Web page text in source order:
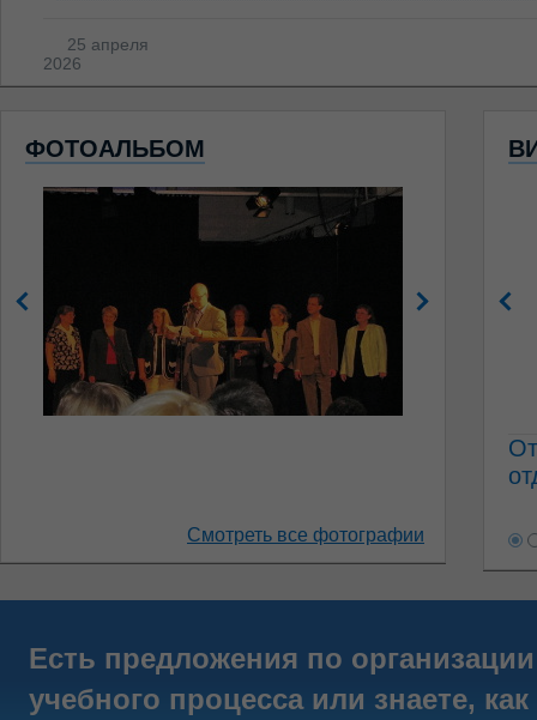
25 апреля
2026
ФОТОАЛЬБОМ
Смотреть все фотографии
Есть предложения по организации
учебного процесса или знаете, как